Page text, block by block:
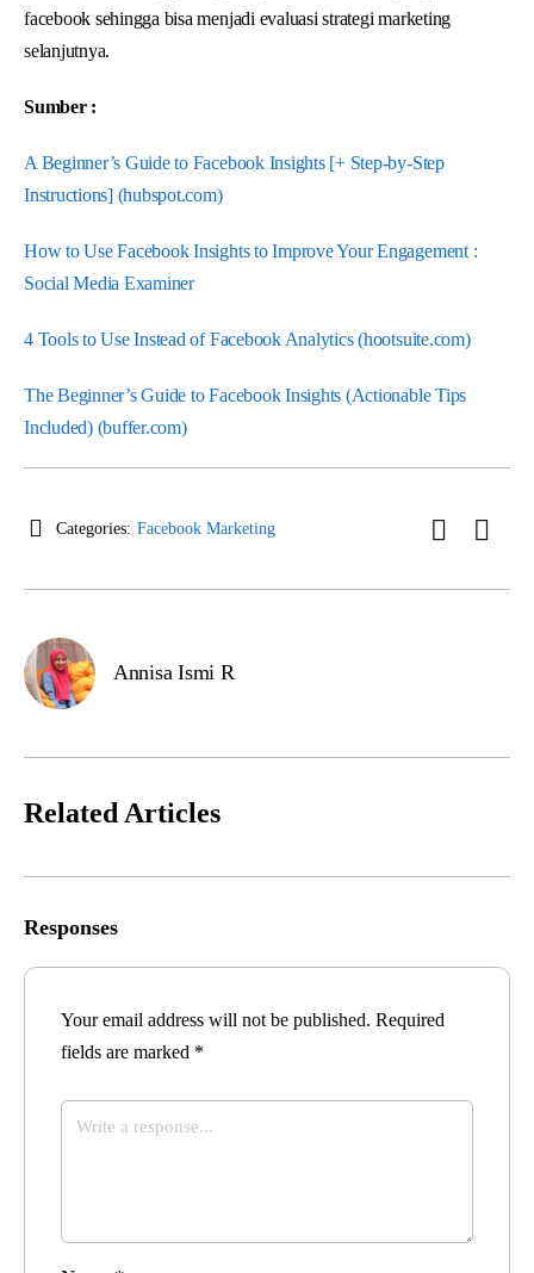
facebook sehingga bisa menjadi evaluasi strategi marketing
selanjutnya.
Sumber :
A Beginner’s Guide to Facebook Insights [+ Step-by-Step
Instructions] (hubspot.com)
How to Use Facebook Insights to Improve Your Engagement :
Social Media Examiner
4 Tools to Use Instead of Facebook Analytics (hootsuite.com)
The Beginner’s Guide to Facebook Insights (Actionable Tips
Included) (buffer.com)
Categories: Facebook Marketing
Annisa Ismi R
Related Articles
Responses
Your email address will not be published. Required
fields are marked *